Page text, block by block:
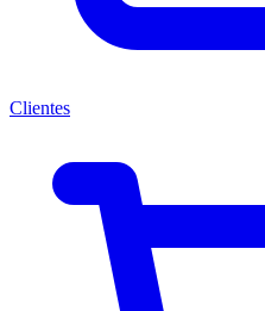
Clientes